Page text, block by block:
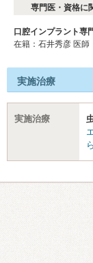
専門医・資格に
口腔インプラント専
在籍：石井秀彦 医師
実施治療
実施治療